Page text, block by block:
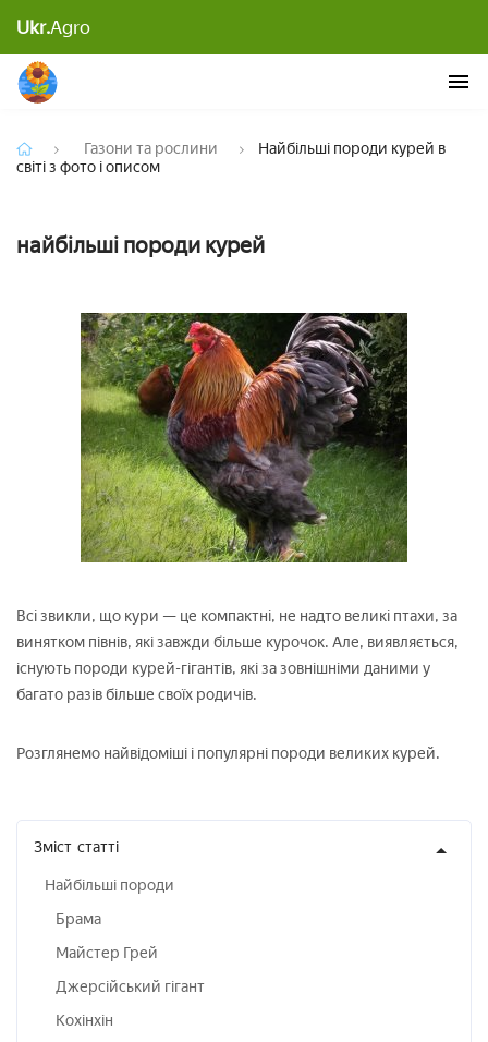
Ukr.AgroНайбільші породи курей в світі з фото і описом
Газони та рослини
Найбільші породи курей в
світі з фото і описом
найбільші породи курей
Всі звикли, що кури — це компактні, не надто великі птахи, за
винятком півнів, які завжди більше курочок. Але, виявляється,
існують породи курей-гігантів, які за зовнішніми даними у
багато разів більше своїх родичів.
Розглянемо найвідоміші і популярні породи великих курей.
Зміст статті
Найбільші породи
Брама
Майстер Грей
Джерсійський гігант
Кохінхін